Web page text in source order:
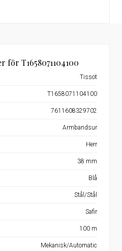
T1658071104100
Tissot
T1658071104100
7611608329702
Armbandsur
Herr
38 mm
Blå
Stål/Stål
Safir
100 m
Mekanisk/Automatic